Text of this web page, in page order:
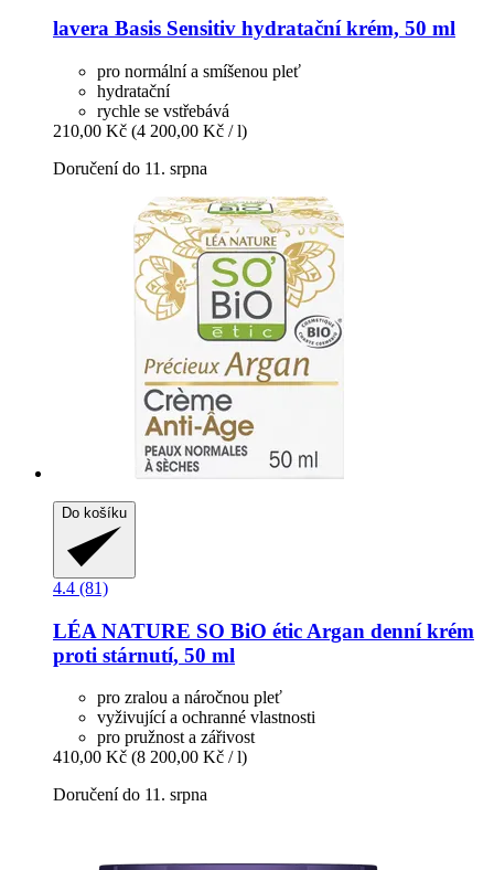
lavera Basis Sensitiv hydratační krém, 50 ml
pro normální a smíšenou pleť
hydratační
rychle se vstřebává
210,00 Kč (4 200,00 Kč / l)
Doručení do 11. srpna
Do košíku
4.4 (81)
LÉA NATURE SO BiO étic Argan denní krém
proti stárnutí, 50 ml
pro zralou a náročnou pleť
vyživující a ochranné vlastnosti
pro pružnost a zářivost
410,00 Kč (8 200,00 Kč / l)
Doručení do 11. srpna